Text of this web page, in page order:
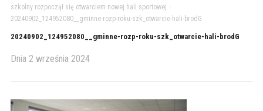
szkolny rozpoczął się otwarciem nowej hali sportowej
20240902_124952080__gminne-rozp-roku-szk_otwarcie-hali-brodG
20240902_124952080__gminne-rozp-roku-szk_otwarcie-hali-brodG
Dnia 2 września 2024